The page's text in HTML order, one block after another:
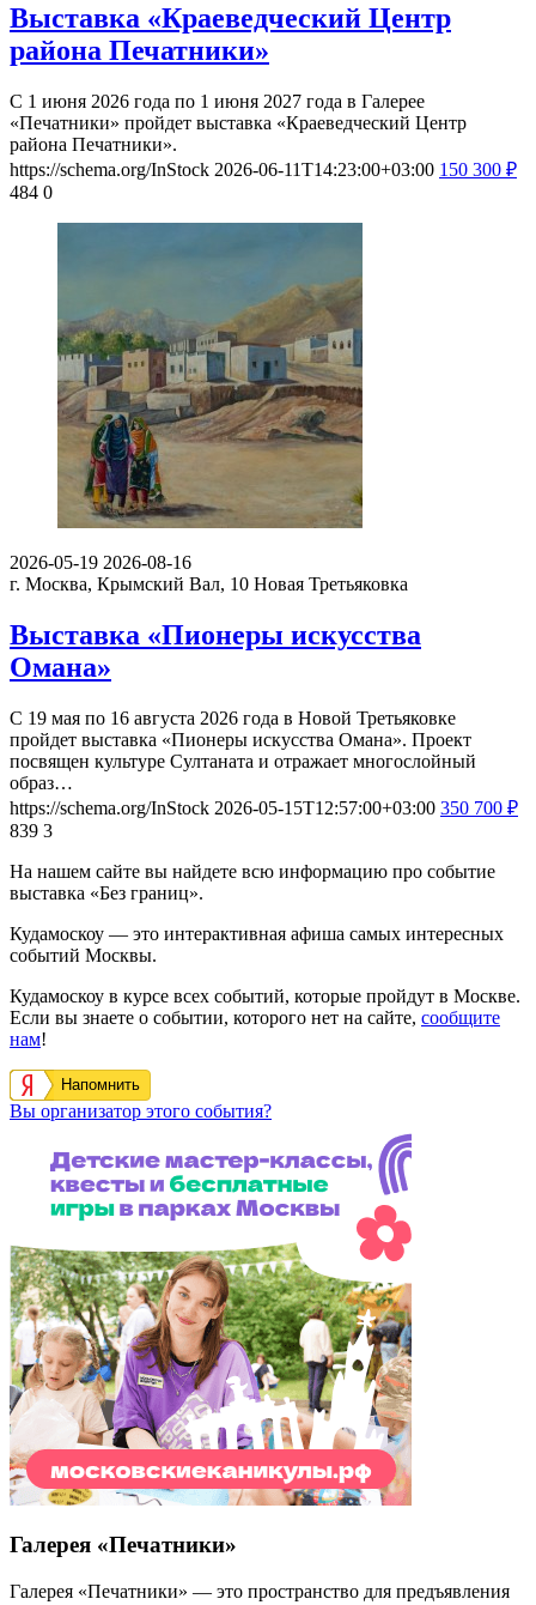
Выставка «Краеведческий Центр
района Печатники»
С 1 июня 2026 года по 1 июня 2027 года в Галерее
«Печатники» пройдет выставка «Краеведческий Центр
района Печатники».
https://schema.org/InStock 2026-06-11T14:23:00+03:00 150 300 ₽
484 0
2026-05-19 2026-08-16
г. Москва, Крымский Вал, 10 Новая Третьяковка
Выставка «Пионеры искусства
Омана»
С 19 мая по 16 августа 2026 года в Новой Третьяковке
пройдет выставка «Пионеры искусства Омана». Проект
посвящен культуре Султаната и отражает многослойный
образ…
https://schema.org/InStock 2026-05-15T12:57:00+03:00 350 700 ₽
839 3
На нашем сайте вы найдете всю информацию про событие
выставка «Без границ».
Кудамоскоу — это интерактивная афиша самых интересных
событий Москвы.
Кудамоскоу в курсе всех событий, которые пройдут в Москве.
Если вы знаете о событии, которого нет на сайте, сообщите
нам!
Напомнить
Вы организатор этого события?
Галерея «Печатники»
Галерея «Печатники» — это пространство для предъявления